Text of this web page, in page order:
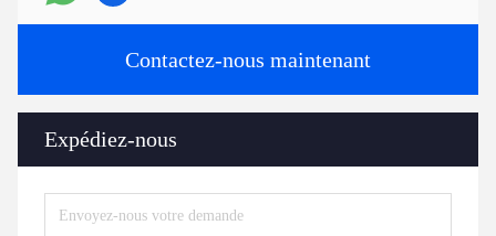
Contactez-nous maintenant
Expédiez-nous